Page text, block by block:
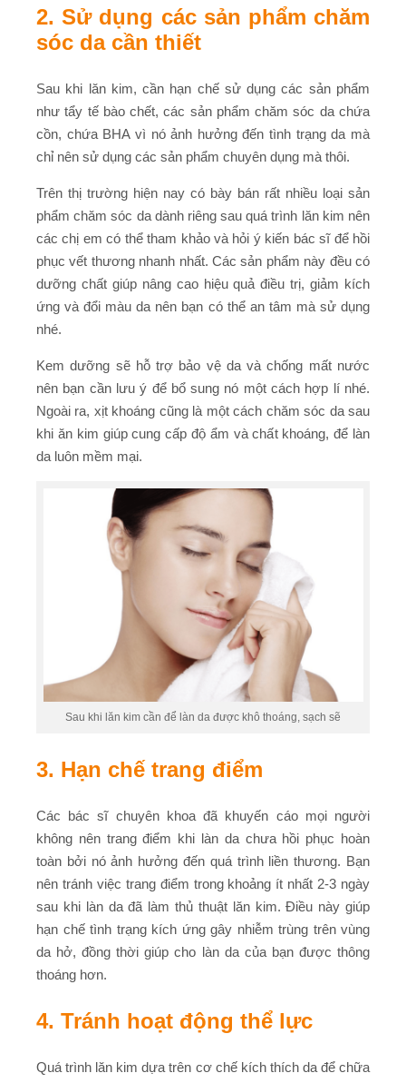
2. Sử dụng các sản phẩm chăm
sóc da cần thiết
Sau khi lăn kim, cần hạn chế sử dụng các sản phẩm
như tẩy tế bào chết, các sản phẩm chăm sóc da chứa
cồn, chứa BHA vì nó ảnh hưởng đến tình trạng da mà
chỉ nên sử dụng các sản phẩm chuyên dụng mà thôi.
Trên thị trường hiện nay có bày bán rất nhiều loại sản
phẩm chăm sóc da dành riêng sau quá trình lăn kim nên
các chị em có thể tham khảo và hỏi ý kiến bác sĩ để hồi
phục vết thương nhanh nhất. Các sản phẩm này đều có
dưỡng chất giúp nâng cao hiệu quả điều trị, giảm kích
ứng và đổi màu da nên bạn có thể an tâm mà sử dụng
nhé.
Kem dưỡng sẽ hỗ trợ bảo vệ da và chống mất nước
nên bạn cần lưu ý để bổ sung nó một cách hợp lí nhé.
Ngoài ra, xịt khoáng cũng là một cách chăm sóc da sau
khi ăn kim giúp cung cấp độ ẩm và chất khoáng, để làn
da luôn mềm mại.
Sau khi lăn kim cần để làn da được khô thoáng, sạch sẽ
3. Hạn chế trang điểm
Các bác sĩ chuyên khoa đã khuyến cáo mọi người
không nên trang điểm khi làn da chưa hồi phục hoàn
toàn bởi nó ảnh hưởng đến quá trình liền thương. Bạn
nên tránh việc trang điểm trong khoảng ít nhất 2-3 ngày
sau khi làn da đã làm thủ thuật lăn kim. Điều này giúp
hạn chế tình trạng kích ứng gây nhiễm trùng trên vùng
da hở, đồng thời giúp cho làn da của bạn được thông
thoáng hơn.
4. Tránh hoạt động thể lực
Quá trình lăn kim dựa trên cơ chế kích thích da để chữa